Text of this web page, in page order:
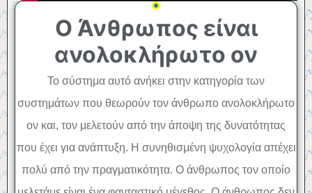
Ο Άνθρωπος είναι
ανολοκλήρωτο ον
Το σύστημα αυτό ανήκει στην κατηγορία των
συστημάτων που θεωρούν τον άνθρωπο ανολοκλήρωτο
ον και, τον μελετούν από την άποψη της δυνατότητας
που έχει για ανάπτυξη. Η συνηθισμένη ψυχολογία απέχει
πολύ από την πραγματικότητα. Ο άνθρωπος τον οποίο